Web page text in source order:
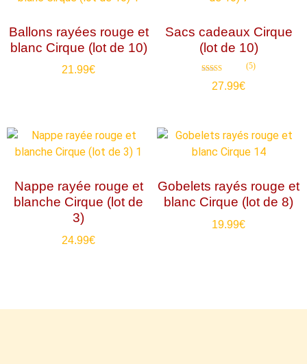
Ballons rayées rouge et
blanc Cirque (lot de 10)
21.99€
Sacs cadeaux Cirque
(lot de 10)
4.80
(5)
27.99€
Nappe rayée rouge et
blanche Cirque (lot de
3)
24.99€
Gobelets rayés rouge et
blanc Cirque (lot de 8)
19.99€